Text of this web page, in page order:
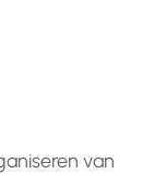
van